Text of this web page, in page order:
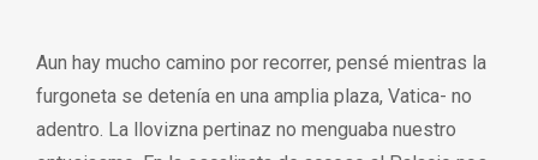
Aun hay mucho camino por recorrer, pensé mientras la
furgoneta se detenía en una amplia plaza, Vatica- no
adentro. La llovizna pertinaz no menguaba nuestro